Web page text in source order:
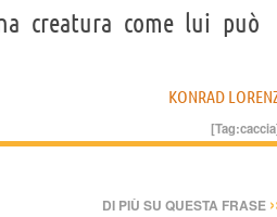
creatura come lui può
KONRAD
[Tag:caccia
DI PIÙ SU QUESTA FRASE